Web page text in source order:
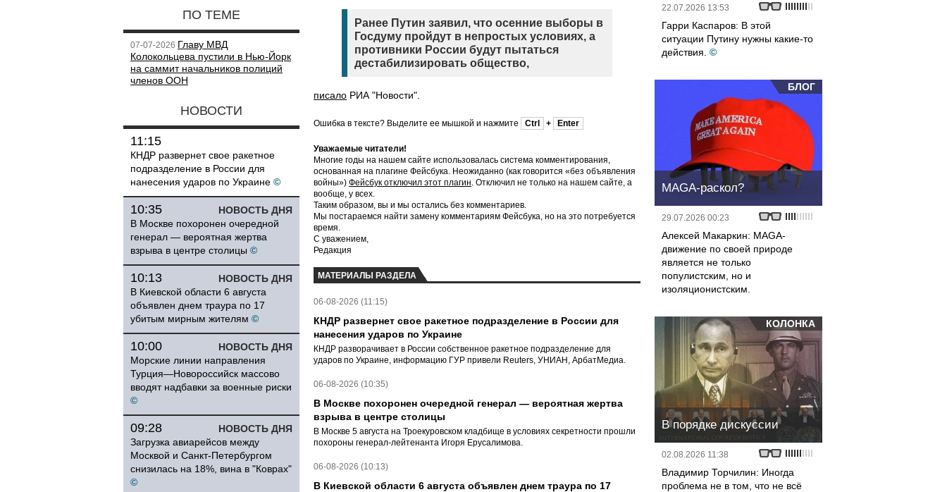
ПО ТЕМЕ
07-07-2026 Главу МВД
Колокольцева пустили в Нью-Йорк
на саммит начальников полиций
членов ООН
НОВОСТИ
11:15
КНДР развернет свое ракетное
подразделение в России для
нанесения ударов по Украине ©
НОВОСТЬ ДНЯ
10:35
В Москве похоронен очередной
генерал — вероятная жертва
взрыва в центре столицы ©
НОВОСТЬ ДНЯ
10:13
В Киевской области 6 августа
объявлен днем траура по 17
убитым мирным жителям ©
НОВОСТЬ ДНЯ
10:00
Морские линии направления
Турция—Новороссийск массово
вводят надбавки за военные риски
©
НОВОСТЬ ДНЯ
09:28
Загрузка авиарейсов между
Москвой и Санкт-Петербургом
снизилась на 18%, вина в "Коврах"
©
Ранее Путин заявил, что осенние выборы в
Госдуму пройдут в непростых условиях, а
противники России будут пытаться
дестабилизировать общество,
писало РИА "Новости".
Ошибка в тексте? Выделите ее мышкой и нажмите Ctrl + Enter
Уважаемые читатели!
Многие годы на нашем сайте использовалась система комментирования,
основанная на плагине Фейсбука. Неожиданно (как говорится «без объявления
войны») Фейсбук отключил этот плагин. Отключил не только на нашем сайте, а
вообще, у всех.
Таким образом, вы и мы остались без комментариев.
Мы постараемся найти замену комментариям Фейсбука, но на это потребуется
время.
С уважением,
Редакция
МАТЕРИАЛЫ РАЗДЕЛА
06-08-2026 (11:15)
КНДР развернет свое ракетное подразделение в России для
нанесения ударов по Украине
КНДР разворачивает в России собственное ракетное подразделение для
ударов по Украине, информацию ГУР привели Reuters, УНИАН, АрбатМедиа.
06-08-2026 (10:35)
В Москве похоронен очередной генерал — вероятная жертва
взрыва в центре столицы
В Москве 5 августа на Троекуровском кладбище в условиях секретности прошли
похороны генерал-лейтенанта Игоря Ерусалимова.
06-08-2026 (10:13)
В Киевской области 6 августа объявлен днем траура по 17
22.07.2026 13:53
Гарри Каспаров: В этой
ситуации Путину нужны какие-то
действия. ©
БЛОГ
MAGA-раскол?
29.07.2026 00:23
Алексей Макаркин: MAGA-
движение по своей природе
является не только
популистским, но и
изоляционистским.
КОЛОНКА
В порядке дискуссии
02.08.2026 11:38
Владимир Торчилин: Иногда
проблема не в том, что не всё